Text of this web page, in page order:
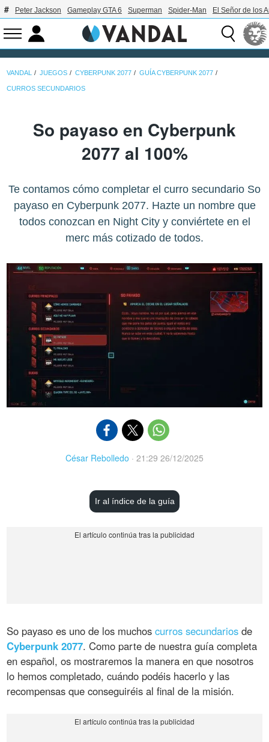
Peter Jackson Gameplay GTA 6 Superman Spider-Man El Señor de los
VANDAL JUEGOS CYBERPUNK 2077 GUÍA CYBERPUNK 2077
CURROS SECUNDARIOS
So payaso en Cyberpunk
2077 al 100%
Te contamos cómo completar el curro secundario So
payaso en Cyberpunk 2077. Hazte un nombre que
todos conozcan en Night City y conviértete en el
merc más cotizado de todos.
César Rebolledo · 21:29 26/12/2025
Ir al índice de la guía
So payaso es uno de los muchoscurros secundarios de
Cyberpunk 2077. Como parte de nuestra guía completa
en español, os mostraremos la manera en que nosotros
lo hemos completado, cuándo podéis hacerlo y las
recompensas que conseguiréis al final de la misión.